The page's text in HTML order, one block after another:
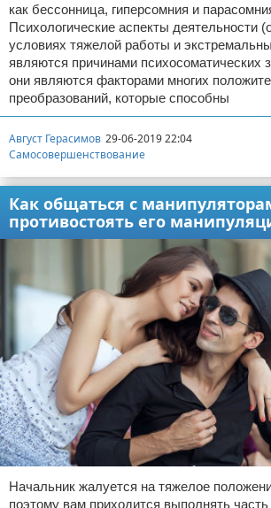
как бессонница, гиперсомния и
Психологические аспекты деятельности
условиях тяжелой работы и
являются причинами психосоматических
они являются факторами многих
преобразований, которые способны
Август Герасимов 29-06-2019 22:04
Самосовершенствование
Как общаться с
противостоять его
Начальник жалуется на тяжелое
поэтому вам приходится выполнять часть